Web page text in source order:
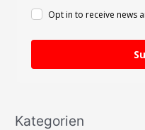
Opt in to receive news
Kategorien